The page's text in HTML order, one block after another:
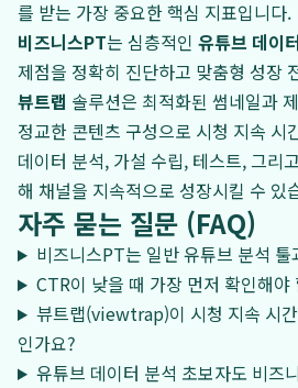
를 받는 가장 중요한 핵심 지표입니다.
비즈니스PT는 심층적인 유튜브 데이
제점을 정확히 진단하고 맞춤형 성장
뷰트랩 솔루션은 최적화된 썸네일과
정교한 콘텐츠 구성으로 시청 지속 시
데이터 분석, 가설 수립, 테스트, 그리
해 채널을 지속적으로 성장시킬 수 있
자주 묻는 질문 (FAQ)
비즈니스PT는 일반 유튜브 분석
CTR이 낮을 때 가장 먼저 확인해야
뷰트랩(viewtrap)이 시청 지속 시
인가요?
유튜브 데이터 분석 초보자도 비즈